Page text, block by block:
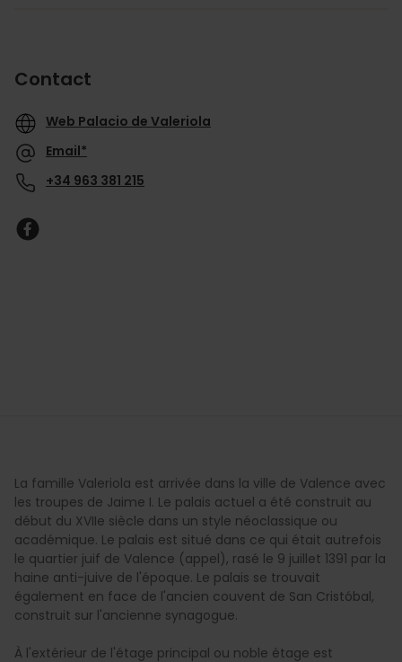
Contact
Web Palacio de Valeriola
Email*
+34 963 381 215
La famille Valeriola est arrivée dans la ville de Valence avec
les troupes de Jaime I. Le palais actuel a été construit au
début du XVIIe siècle dans un style néoclassique ou
académique. Le palais est situé dans ce qui était autrefois
le quartier juif de Valence (appel), rasé le 9 juillet 1391 par la
haine anti-juive de l'époque. Le palais se trouvait
également en face de l'ancien couvent de San Cristóbal,
construit sur l'ancienne synagogue.
À l'extérieur de l'étage principal ou noble étage est